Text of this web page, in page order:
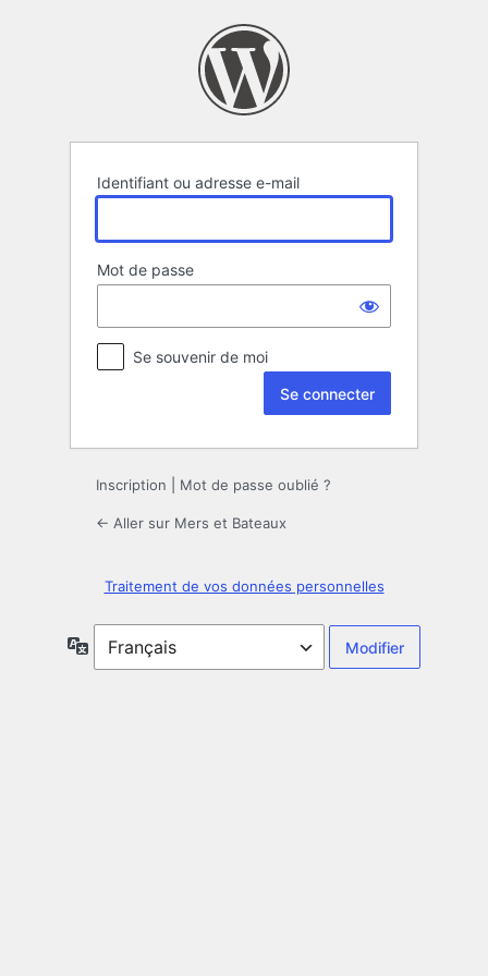
Identifiant ou adresse e-mail
Mot de passe
Se souvenir de moi
Inscription Mot de passe oublié ?
← Aller sur Mers et Bateaux
Traitement de vos données personnelles
Langue